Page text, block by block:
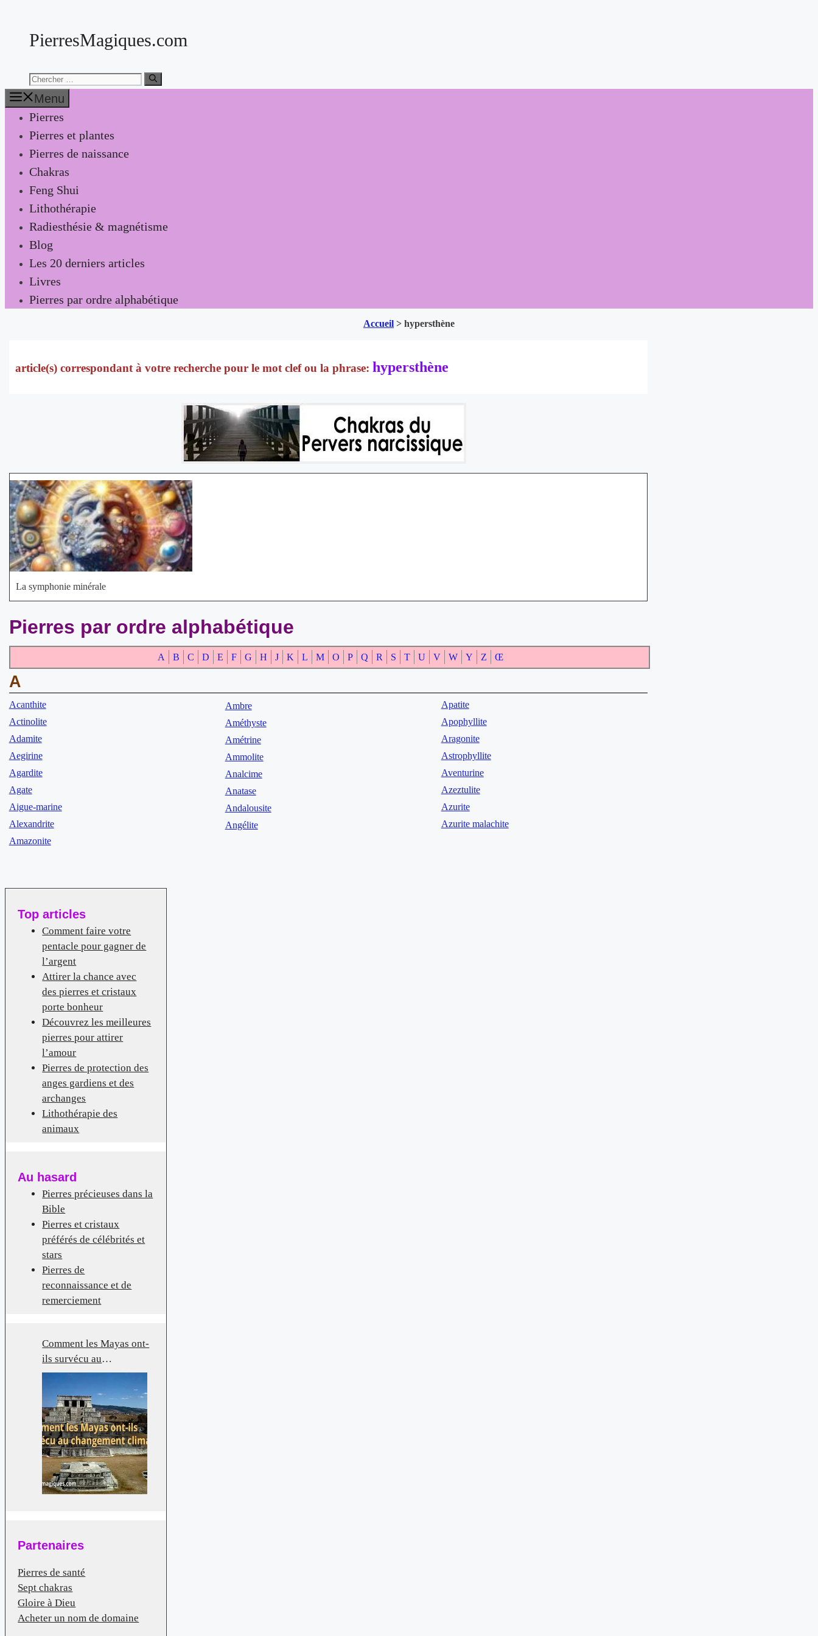
contenuPierresMagiques.com
Chercher:
Menu
Pierres
Pierres et plantes
Pierres de naissance
Chakras
Feng Shui
Lithothérapie
Radiesthésie & magnétisme
Blog
Les 20 derniers articles
Livres
Pierres par ordre alphabétique
Accueil > hypersthène
hypersthène
La symphonie minérale
Pierres par ordre alphabétique
A B C D E F G H J K L M O P Q R S T U V W Y Z Œ
A
Acanthite
Actinolite
Adamite
Aegirine
Agardite
Agate
Aigue-marine
Alexandrite
Amazonite
Ambre
Améthyste
Amétrine
Ammolite
Analcime
Anatase
Andalousite
Angélite
Apatite
Apophyllite
Aragonite
Astrophyllite
Aventurine
Azeztulite
Azurite
Azurite malachite
Top articles
Comment faire votre
pentacle pour gagner de
l’argent
Attirer la chance avec
des pierres et cristaux
porte bonheur
Découvrez les meilleures
pierres pour attirer
l’amour
Pierres de protection des
anges gardiens et des
archanges
Lithothérapie des
animaux
Au hasard
Pierres précieuses dans la
Bible
Pierres et cristaux
préférés de célébrités et
stars
Pierres de
reconnaissance et de
remerciement
Comment les Mayas ont-
ils survécu au
changement climatique?
Partenaires
Pierres de santé
Sept chakras
Gloire à Dieu
Acheter un nom de domaine